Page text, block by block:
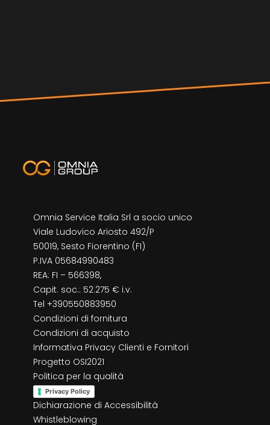
Omnia Service Italia Srl a socio unico
Viale Ludovico Ariosto 492/P
50019, Sesto Fiorentino (FI)
P.IVA 05684990483
REA: FI – 566398,
Capit. soc.: 52.275 € i.v.
Tel +390550883950
Condizioni di fornitura
Condizioni di acquisto
Informativa Privacy Clienti e Fornitori
Progetto OSI2021
Politica per la qualità
Privacy Policy
Dichiarazione di Accessibilità
Whistleblowing